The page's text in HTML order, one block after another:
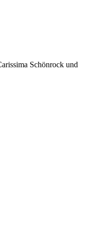
Schönrock und